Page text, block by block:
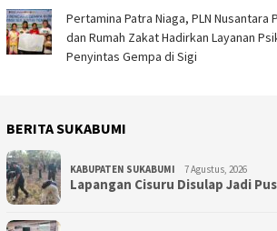
Pertamina Patra Niaga, PLN Nusantara
dan Rumah Zakat Hadirkan Layanan
Penyintas Gempa di Sigi
BERITA SUKABUMI
KABUPATEN SUKABUMI 7 Agustus, 2026
Lapangan Cisuru Disulap Jadi